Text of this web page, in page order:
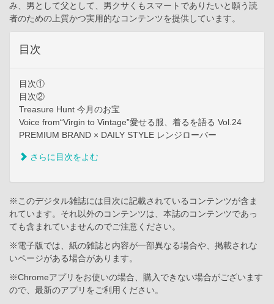
み、男として父として、男クサくもスマートでありたいと願う読
者のための上質かつ実用的なコンテンツを提供しています。
目次
目次①
目次②
Treasure Hunt 今月のお宝
Voice from“Virgin to Vintage”愛せる服、着るを語る Vol.24
PREMIUM BRAND × DAILY STYLE レンジローバー
さらに目次をよむ
※このデジタル雑誌には目次に記載されているコンテンツが含ま
れています。それ以外のコンテンツは、本誌のコンテンツであっ
ても含まれていませんのでご注意ください。
※電子版では、紙の雑誌と内容が一部異なる場合や、掲載されな
いページがある場合があります。
※Chromeアプリをお使いの場合、購入できない場合がございます
ので、最新のアプリをご利用ください。